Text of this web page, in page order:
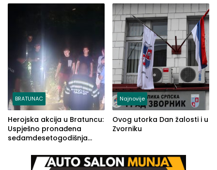
rješenje
BRATUNAC
Herojska akcija u Bratuncu:
Uspješno pronađena
sedamdesetogodišnja
Kravice.
Najnovije
Ovog utorka Dan žalosti i u
Zvorniku